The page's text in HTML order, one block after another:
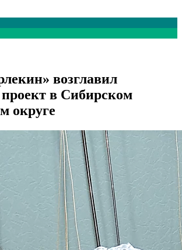
возглавил
в Сибирском
округе